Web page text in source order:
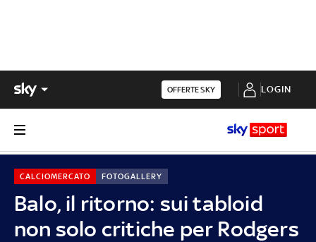
OFFERTE SKY LOGIN
Balo, il ritorno: sui tabloid
non solo critiche per Rodgers
CALCIOMERCATO FOTOGALLERY